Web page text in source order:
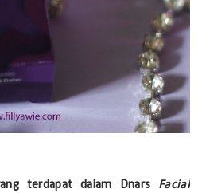
terdapat dalam Dnars Facial